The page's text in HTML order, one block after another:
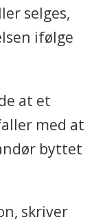
selges,
ifølge
at et
med at
byttet
skriver